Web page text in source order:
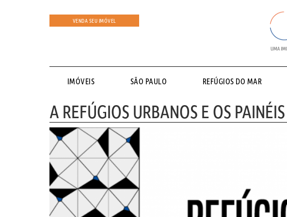
VENDA SEU IMÓVEL
IMÓVEIS SÃO PAULO REFÚGIOS DO MAR
A REFÚGIOS URBANOS E OS